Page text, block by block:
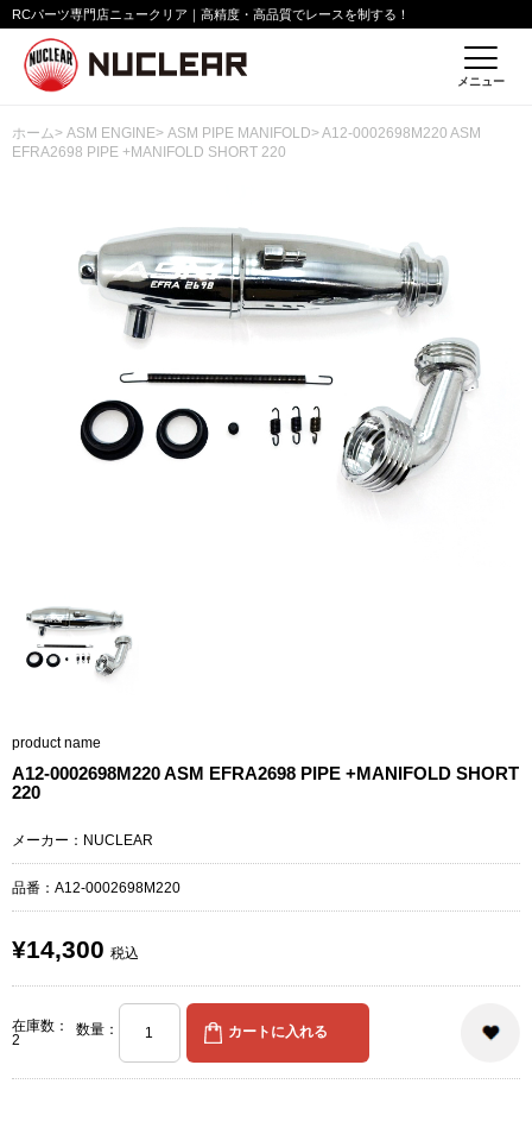
RCパーツ専門店ニュークリア｜高精度・高品質でレースを制する！
メニュー
ホーム> ASM ENGINE> ASM PIPE MANIFOLD> A12-0002698M220 ASM
EFRA2698 PIPE +MANIFOLD SHORT 220
product name
A12-0002698M220 ASM EFRA2698 PIPE +MANIFOLD SHORT
220
メーカー：NUCLEAR
品番：A12-0002698M220
¥14,300 税込
在庫数：
2
数量：